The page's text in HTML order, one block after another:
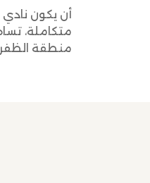
أن يكون
متكاملة،
منطقة